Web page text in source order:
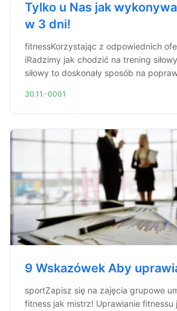
Tylko u Nas jak
w 3 dni!
fitnessKorzystając z odpowiednich
iRadzimy jak chodzić na trening
siłowy to doskonały sposób na
30.11.-0001
9 Wskazówek Aby
sportZapisz się na zajęcia grupowe
fitness jak mistrz! Uprawianie fitnessu